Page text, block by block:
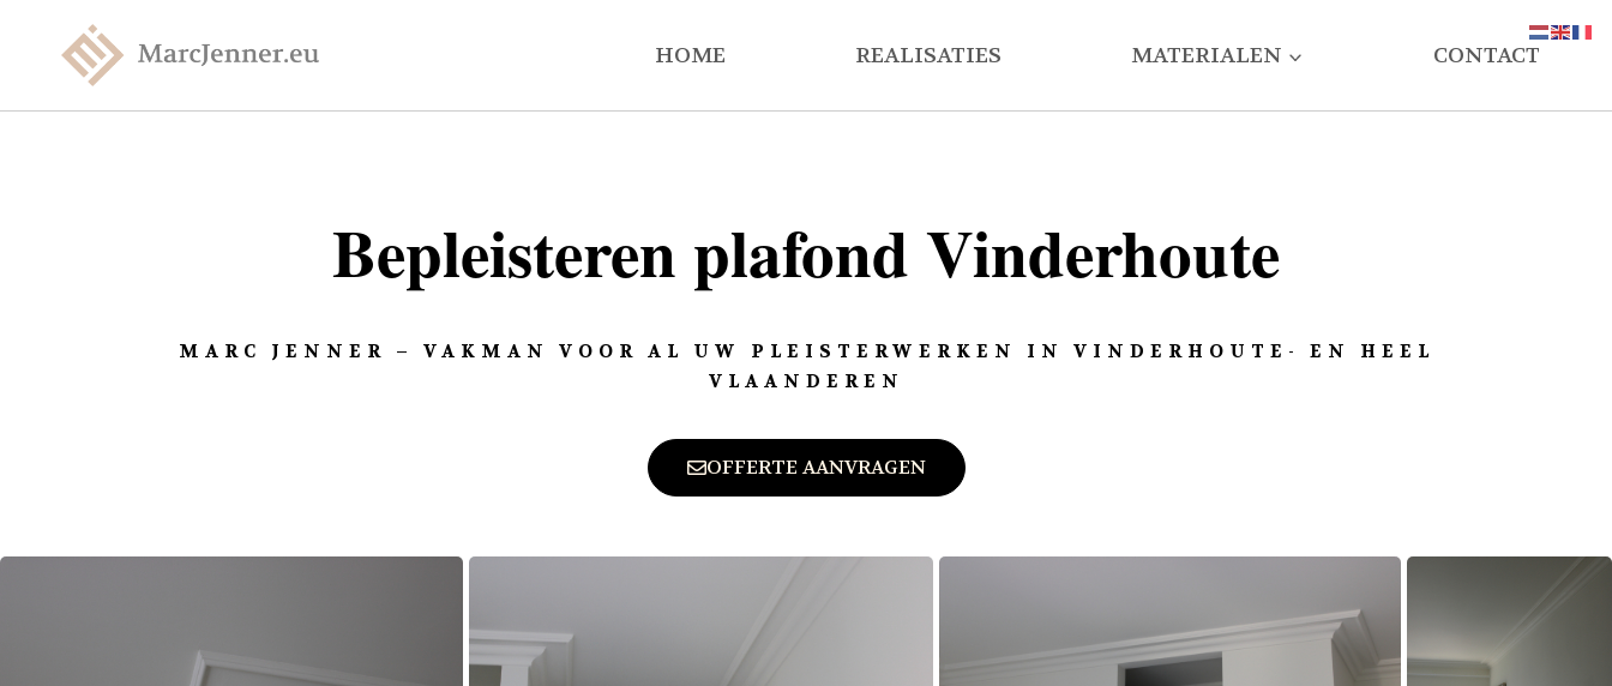
HOME REALISATIES MATERIALEN CONTACT
Bepleisteren plafond Vinderhoute
MARC JENNER – VAKMAN VOOR AL UW PLEISTERWERKEN IN VINDERHOUTE- EN HEEL
VLAANDEREN
OFFERTE AANVRAGEN